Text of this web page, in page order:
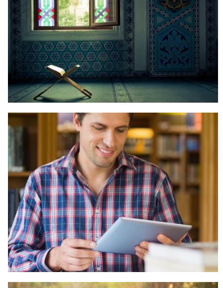
BAGAIMANA SAYA MENGETAHUI
HUKUM-HUKUM ISLAM?
MEMPELAJARI HUKUM-HUKUM
ISLAM